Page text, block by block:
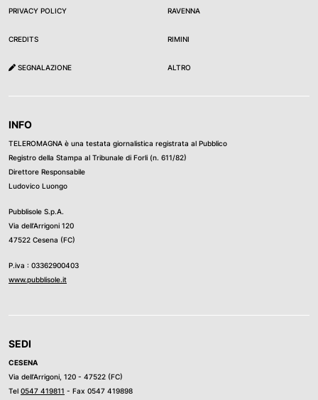
PRIVACY POLICY
CREDITS
SEGNALAZIONE
RAVENNA
RIMINI
ALTRO
INFO
TELEROMAGNA è una testata giornalistica registrata al Pubblico
Registro della Stampa al Tribunale di Forli (n. 611/82)
Direttore Responsabile
Ludovico Luongo
Pubblisole S.p.A.
Via dell’Arrigoni 120
47522 Cesena (FC)
P.iva : 03362900403
www.pubblisole.it
SEDI
CESENA
Via dell’Arrigoni, 120 - 47522 (FC)
Tel 0547 419811 - Fax 0547 419898